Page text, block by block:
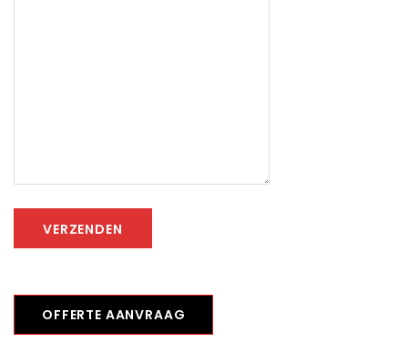
VERZENDEN
OFFERTE AANVRAAG